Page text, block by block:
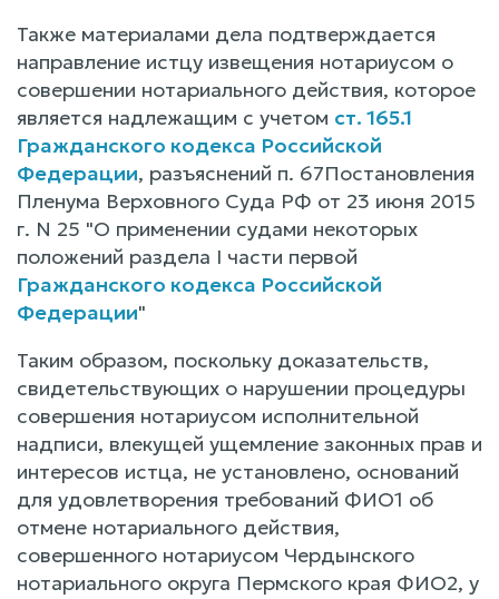
Также материалами дела подтверждается
направление истцу извещения нотариусом о
совершении нотариального действия, которое
является надлежащим с учетом ст. 165.1
Гражданского кодекса Российской
Федерации, разъяснений п. 67Постановления
Пленума Верховного Суда РФ от 23 июня 2015
г. N 25 "О применении судами некоторых
положений раздела I части первой
Гражданского кодекса Российской
Федерации"
Таким образом, поскольку доказательств,
свидетельствующих о нарушении процедуры
совершения нотариусом исполнительной
надписи, влекущей ущемление законных прав и
интересов истца, не установлено, оснований
для удовлетворения требований ФИО1 об
отмене нотариального действия,
совершенного нотариусом Чердынского
нотариального округа Пермского края ФИО2, у